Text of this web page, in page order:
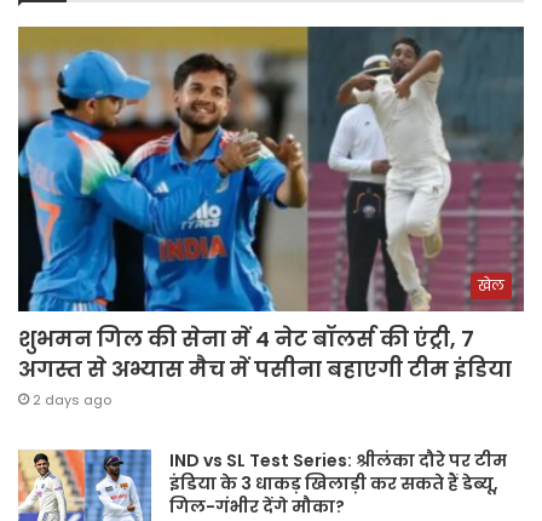
खेल
शुभमन गिल की सेना में 4 नेट बॉलर्स की एंट्री, 7
अगस्त से अभ्यास मैच में पसीना बहाएगी टीम इंडिया
2 days ago
IND vs SL Test Series: श्रीलंका दौरे पर टीम
इंडिया के 3 धाकड़ खिलाड़ी कर सकते हैं डेब्यू,
गिल-गंभीर देंगे मौका?